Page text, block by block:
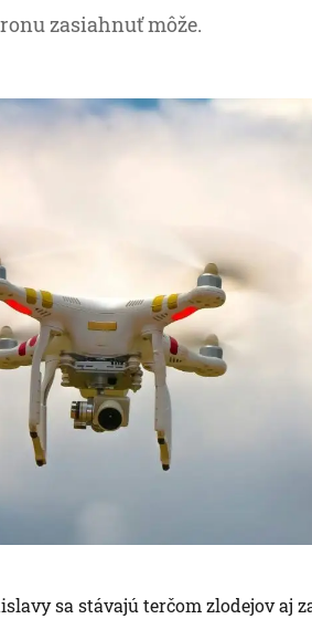
zasiahnuť môže.
sa stávajú terčom zlodejov aj